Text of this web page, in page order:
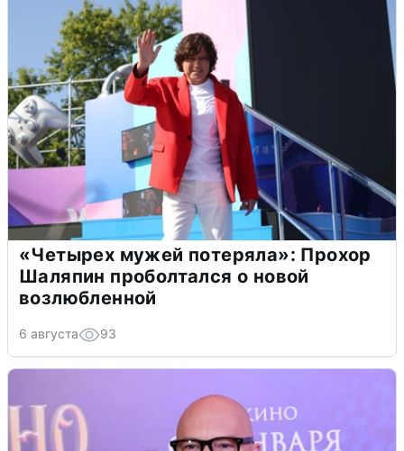
«Четырех мужей потеряла»: Прохор
Шаляпин проболтался о новой
возлюбленной
6 августа 93